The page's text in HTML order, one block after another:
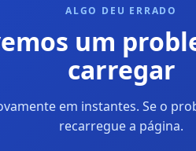
ALGO DEU ERRADO
um
carregar
em instantes. Se o
recarregue a página.